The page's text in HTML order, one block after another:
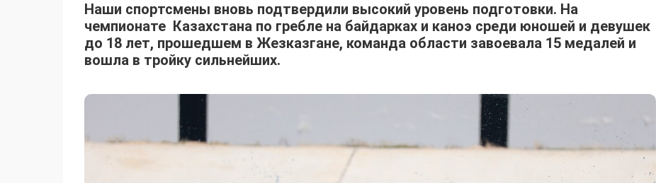
Наши спортсмены вновь подтвердили высокий уровень подготовки. На
чемпионате Казахстана по гребле на байдарках и каноэ среди юношей и девушек
до 18 лет, прошедшем в Жезказгане, команда области завоевала 15 медалей и
вошла в тройку сильнейших.